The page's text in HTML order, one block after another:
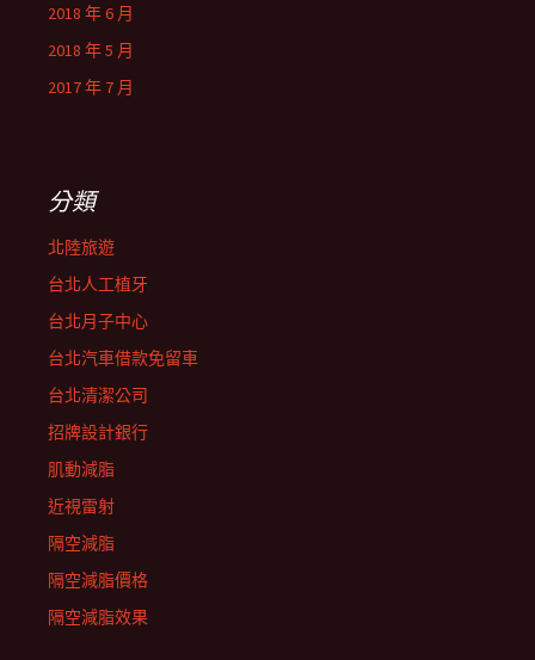
2018 年 6 月
2018 年 5 月
2017 年 7 月
分類
北陸旅遊
台北人工植牙
台北月子中心
台北汽車借款免留車
台北清潔公司
招牌設計銀行
肌動減脂
近視雷射
隔空減脂
隔空減脂價格
隔空減脂效果